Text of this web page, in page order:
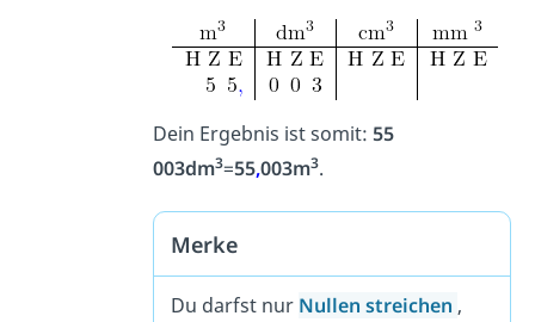
Dein Ergebnis ist somit:55
003dm3=55,003m3.
Merke
Du darfst nur Nullen streichen ,